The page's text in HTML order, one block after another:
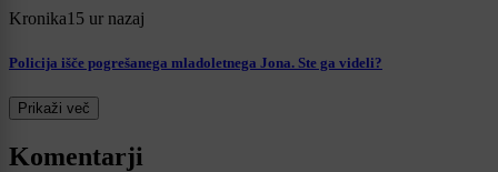
Kronika15 ur nazaj
Policija išče pogrešanega mladoletnega Jona. Ste ga videli?
Prikaži več
Komentarji